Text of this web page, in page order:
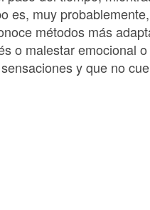
es, muy
métodos más
o malestar emocional
y que no